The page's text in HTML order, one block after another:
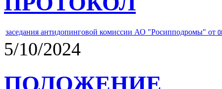
заседания антидопинговой комиссии АО "Росипподромы" от
5/10/2024
ПОЛОЖЕНИЕ